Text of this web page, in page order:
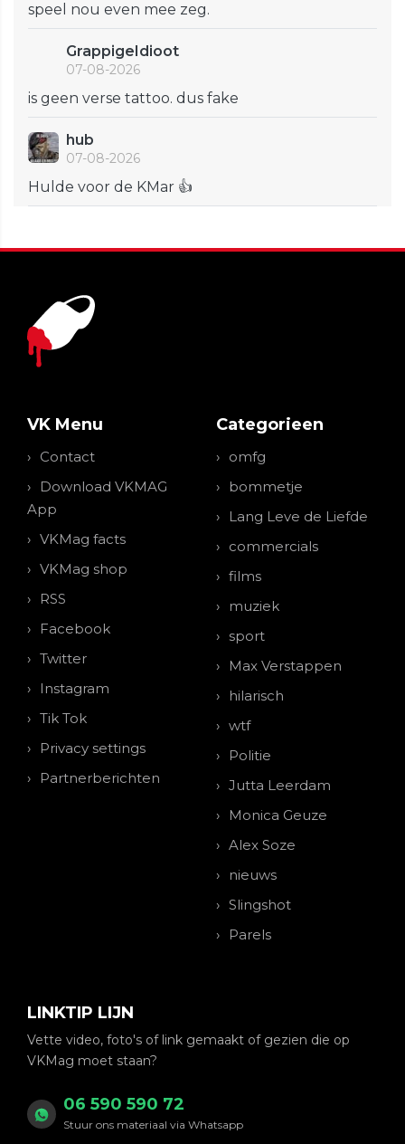
speel nou even mee zeg.
GrappigeIdioot
07-08-2026
is geen verse tattoo. dus fake
hub
07-08-2026
Hulde voor de KMar 👍
VK Menu
Contact
Download VKMAG
App
VKMag facts
VKMag shop
RSS
Facebook
Twitter
Instagram
Tik Tok
Privacy settings
Partnerberichten
Categorieen
omfg
bommetje
Lang Leve de Liefde
commercials
films
muziek
sport
Max Verstappen
hilarisch
wtf
Politie
Jutta Leerdam
Monica Geuze
Alex Soze
nieuws
Slingshot
Parels
LINKTIP LIJN
Vette video, foto's of link gemaakt of gezien die op
VKMag moet staan?
06 590 590 72
Stuur ons materiaal via Whatsapp